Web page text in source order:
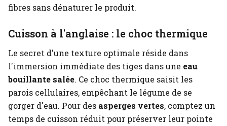
fibres sans dénaturer le produit.
Cuisson à l'anglaise : le choc thermique
Le secret d'une texture optimale réside dans
l'immersion immédiate des tiges dans une eau
bouillante salée. Ce choc thermique saisit les
parois cellulaires, empêchant le légume de se
gorger d'eau. Pour des asperges vertes, comptez un
temps de cuisson réduit pour préserver leur pointe